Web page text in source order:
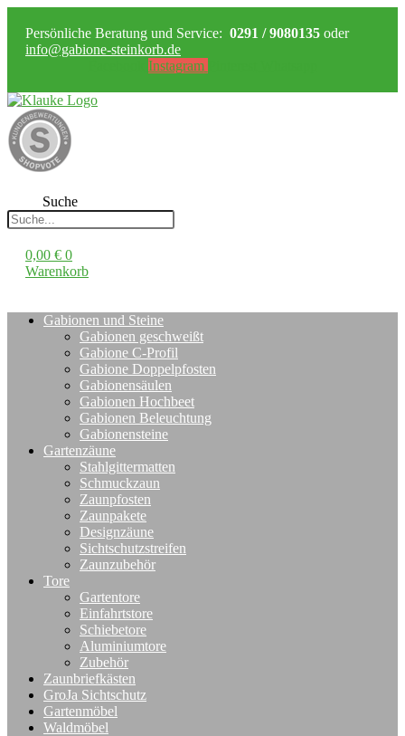
Persönliche Beratung und Service: 0291 / 9080135 oder
info@gabione-steinkorb.de
Instagram
Suche
0,00 € 0
Warenkorb
Gabionen und Steine
Gabionen geschweißt
Gabione C-Profil
Gabione Doppelpfosten
Gabionensäulen
Gabionen Hochbeet
Gabionen Beleuchtung
Gabionensteine
Gartenzäune
Stahlgittermatten
Schmuckzaun
Zaunpfosten
Zaunpakete
Designzäune
Sichtschutzstreifen
Zaunzubehör
Tore
Gartentore
Einfahrtstore
Schiebetore
Aluminiumtore
Zubehör
Zaunbriefkästen
GroJa Sichtschutz
Gartenmöbel
Waldmöbel